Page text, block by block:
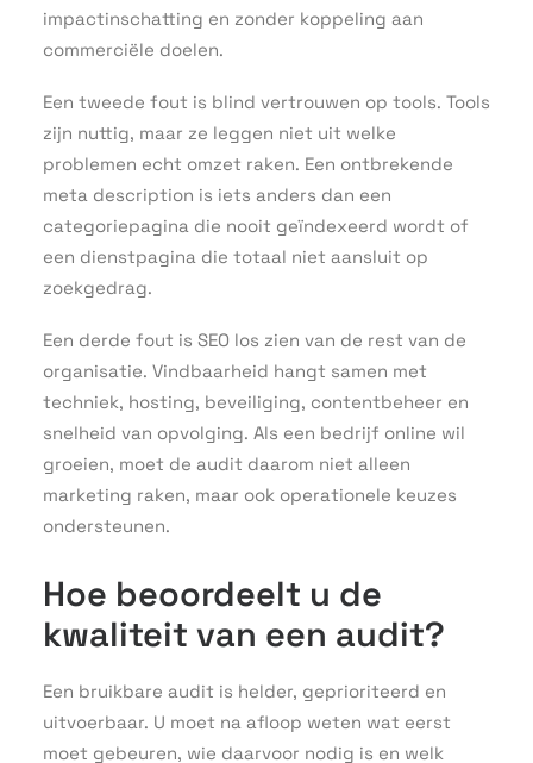
impactinschatting en zonder koppeling aan
commerciële doelen.
Een tweede fout is blind vertrouwen op tools. Tools
zijn nuttig, maar ze leggen niet uit welke
problemen echt omzet raken. Een ontbrekende
meta description is iets anders dan een
categoriepagina die nooit geïndexeerd wordt of
een dienstpagina die totaal niet aansluit op
zoekgedrag.
Een derde fout is SEO los zien van de rest van de
organisatie. Vindbaarheid hangt samen met
techniek, hosting, beveiliging, contentbeheer en
snelheid van opvolging. Als een bedrijf online wil
groeien, moet de audit daarom niet alleen
marketing raken, maar ook operationele keuzes
ondersteunen.
Hoe beoordeelt u de
kwaliteit van een audit?
Een bruikbare audit is helder, geprioriteerd en
uitvoerbaar. U moet na afloop weten wat eerst
moet gebeuren, wie daarvoor nodig is en welk